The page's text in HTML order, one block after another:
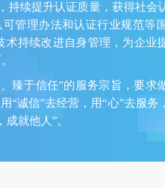
持续提升认证质量，获得社会
管理办法和认证行业规范等
持续改进自身管理，为企业
臻于信任”的服务宗旨，要求
“诚信”去经营，用“心”去服务
就他人”。